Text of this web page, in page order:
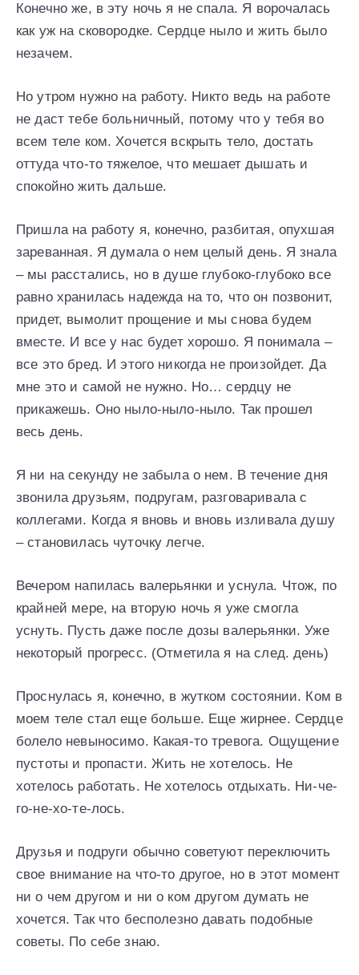
Конечно же, в эту ночь я не спала. Я ворочалась
как уж на сковородке. Сердце ныло и жить было
незачем.
Но утром нужно на работу. Никто ведь на работе
не даст тебе больничный, потому что у тебя во
всем теле ком. Хочется вскрыть тело, достать
оттуда что-то тяжелое, что мешает дышать и
спокойно жить дальше.
Пришла на работу я, конечно, разбитая, опухшая
зареванная. Я думала о нем целый день. Я знала
– мы расстались, но в душе глубоко-глубоко все
равно хранилась надежда на то, что он позвонит,
придет, вымолит прощение и мы снова будем
вместе. И все у нас будет хорошо. Я понимала –
все это бред. И этого никогда не произойдет. Да
мне это и самой не нужно. Но… сердцу не
прикажешь. Оно ныло-ныло-ныло. Так прошел
весь день.
Я ни на секунду не забыла о нем. В течение дня
звонила друзьям, подругам, разговаривала с
коллегами. Когда я вновь и вновь изливала душу
– становилась чуточку легче.
Вечером напилась валерьянки и уснула. Чтож, по
крайней мере, на вторую ночь я уже смогла
уснуть. Пусть даже после дозы валерьянки. Уже
некоторый прогресс. (Отметила я на след. день)
Проснулась я, конечно, в жутком состоянии. Ком в
моем теле стал еще больше. Еще жирнее. Сердце
болело невыносимо. Какая-то тревога. Ощущение
пустоты и пропасти. Жить не хотелось. Не
хотелось работать. Не хотелось отдыхать. Ни-че-
го-не-хо-те-лось.
Друзья и подруги обычно советуют переключить
свое внимание на что-то другое, но в этот момент
ни о чем другом и ни о ком другом думать не
хочется. Так что бесполезно давать подобные
советы. По себе знаю.